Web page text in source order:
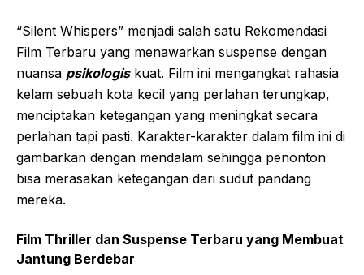
“Silent Whispers” menjadi salah satu Rekomendasi
Film Terbaru yang menawarkan suspense dengan
nuansa psikologiskuat. Film ini mengangkat rahasia
kelam sebuah kota kecil yang perlahan terungkap,
menciptakan ketegangan yang meningkat secara
perlahan tapi pasti. Karakter-karakter dalam film ini di
gambarkan dengan mendalam sehingga penonton
bisa merasakan ketegangan dari sudut pandang
mereka.
Film Thriller dan Suspense Terbaru yang Membuat
Jantung Berdebar